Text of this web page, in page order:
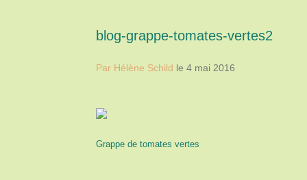
blog-grappe-tomates-vertes2
Par Hélène Schild le 4 mai 2016
Grappe de tomates vertes